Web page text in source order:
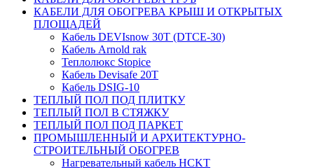
КАБЕЛИ ДЛЯ ОБОГРЕВА КРЫШ И ОТКРЫТЫХ
ПЛОЩАДЕЙ
Кабель DEVIsnow 30Т (DTCE-30)
Кабель Arnold rak
Теплолюкс Stopice
Кабель Devisafe 20T
Кабель DSIG-10
ТЕПЛЫЙ ПОЛ ПОД ПЛИТКУ
ТЕПЛЫЙ ПОЛ В СТЯЖКУ
ТЕПЛЫЙ ПОЛ ПОД ПАРКЕТ
ПРОМЫШЛЕННЫЙ И АРХИТЕКТУРНО-
СТРОИТЕЛЬНЫЙ ОБОГРЕВ
Нагревательный кабель НCKТ